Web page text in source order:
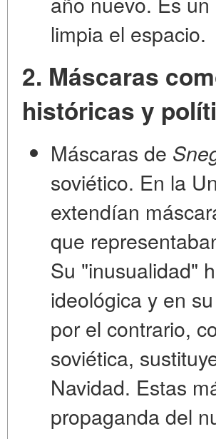
limpia el espacio.
2. Máscaras
históricas y
Máscaras de
soviético. En la
extendían
que
Su "inusualidad"
ideológica y en
por el contrario,
soviética,
Navidad. Estas
propaganda del